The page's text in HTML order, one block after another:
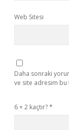
Web Sitesi
Daha sonraki
ve site adresim bu
6 + 2 kaçtır?*